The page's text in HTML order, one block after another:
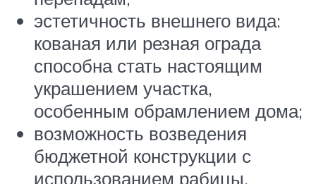
эстетичность внешнего вида:
кованая или резная ограда
способна стать настоящим
украшением участка,
особенным обрамлением дома;
возможность возведения
бюджетной конструкции с
использованием рабицы,